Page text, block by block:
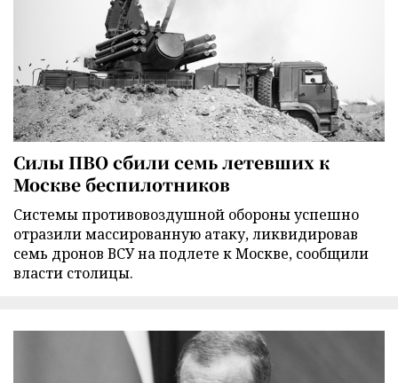
Силы ПВО сбили семь летевших к
Москве беспилотников
Cистемы противовоздушной обороны успешно
отразили массированную атаку, ликвидировав
семь дронов ВСУ на подлете к Москве, сообщили
власти столицы.